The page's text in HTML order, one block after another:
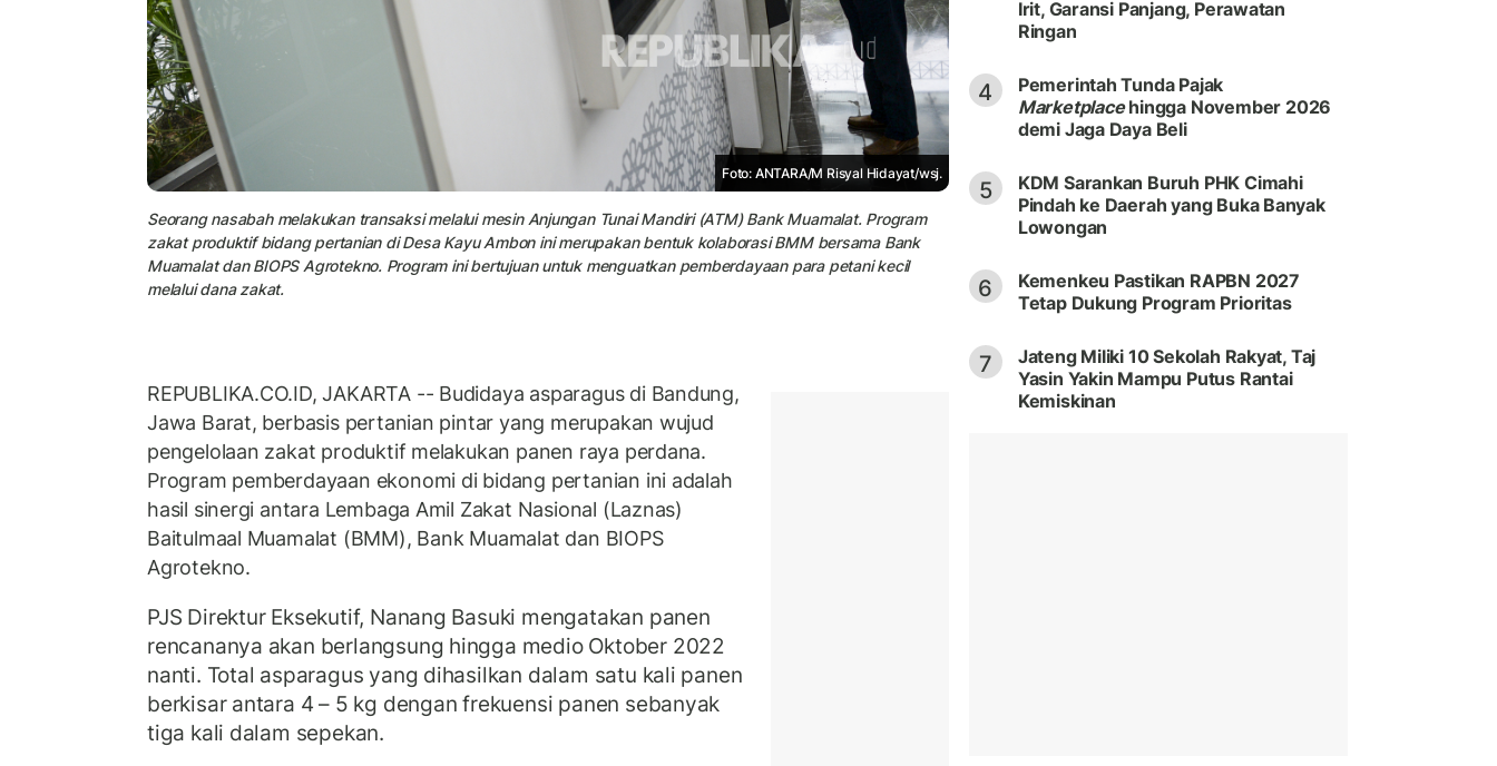
Foto: ANTARA/M Risyal Hidayat/wsj.
Seorang nasabah melakukan transaksi melalui mesin Anjungan Tunai Mandiri (ATM) Bank Muamalat. Program
zakat produktif bidang pertanian di Desa Kayu Ambon ini merupakan bentuk kolaborasi BMM bersama Bank
Muamalat dan BIOPS Agrotekno. Program ini bertujuan untuk menguatkan pemberdayaan para petani kecil
melalui dana zakat.
REPUBLIKA.CO.ID, JAKARTA -- Budidaya asparagus di Bandung,
Jawa Barat, berbasis pertanian pintar yang merupakan wujud
pengelolaan zakat produktif melakukan panen raya perdana.
Program pemberdayaan ekonomi di bidang pertanian ini adalah
hasil sinergi antara Lembaga Amil Zakat Nasional (Laznas)
Baitulmaal Muamalat (BMM), Bank Muamalat dan BIOPS
Agrotekno.
PJS Direktur Eksekutif, Nanang Basuki mengatakan panen
rencananya akan berlangsung hingga medio Oktober 2022
nanti. Total asparagus yang dihasilkan dalam satu kali panen
berkisar antara 4 – 5 kg dengan frekuensi panen sebanyak
tiga kali dalam sepekan.
Irit, Garansi Panjang, Perawatan
Ringan
4
Pemerintah Tunda Pajak
Marketplacehingga November 2026
demi Jaga Daya Beli
5
KDM Sarankan Buruh PHK Cimahi
Pindah ke Daerah yang Buka Banyak
Lowongan
6
Kemenkeu Pastikan RAPBN 2027
Tetap Dukung Program Prioritas
7
Jateng Miliki 10 Sekolah Rakyat, Taj
Yasin Yakin Mampu Putus Rantai
Kemiskinan